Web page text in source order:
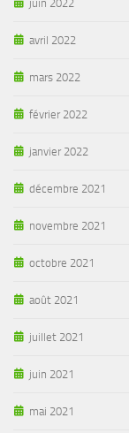
juin 2022
avril 2022
mars 2022
février 2022
janvier 2022
décembre 2021
novembre 2021
octobre 2021
août 2021
juillet 2021
juin 2021
mai 2021